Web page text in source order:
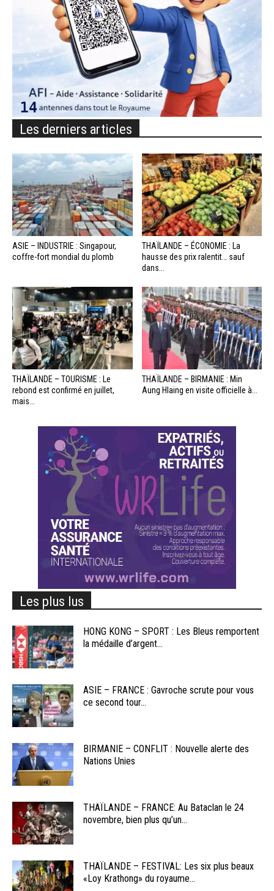
Les derniers articles
ASIE – INDUSTRIE : Singapour,
coffre-fort mondial du plomb
THAÏLANDE – ÉCONOMIE : La
hausse des prix ralentit… sauf
dans...
THAÏLANDE – TOURISME : Le
rebond est confirmé en juillet,
mais...
THAÏLANDE – BIRMANIE : Min
Aung Hlaing en visite officielle à...
Les plus lus
HONG KONG – SPORT : Les Bleus remportent
la médaille d’argent...
ASIE – FRANCE : Gavroche scrute pour vous
ce second tour...
BIRMANIE – CONFLIT : Nouvelle alerte des
Nations Unies
THAÏLANDE – FRANCE: Au Bataclan le 24
novembre, bien plus qu’un...
THAÏLANDE – FESTIVAL: Les six plus beaux
«Loy Krathong» du royaume...